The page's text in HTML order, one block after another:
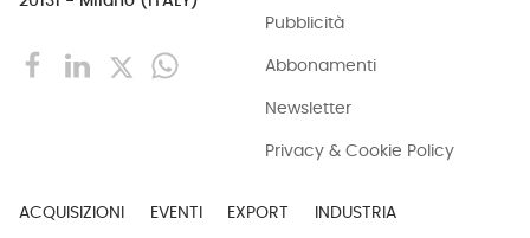
Pubblicità
Abbonamenti
Newsletter
Privacy & Cookie Policy
ACQUISIZIONI EVENTI EXPORT INDUSTRIA